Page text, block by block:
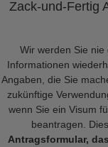
Zack-und-Fertig
Wir werden Sie nie
Informationen
Angaben, die Sie
zukünftige
wenn Sie ein Visum
beantragen.
Antragsformular,